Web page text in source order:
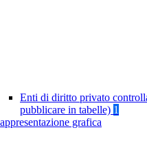
Enti di diritto privato
pubblicare in tabelle) 1
grafica